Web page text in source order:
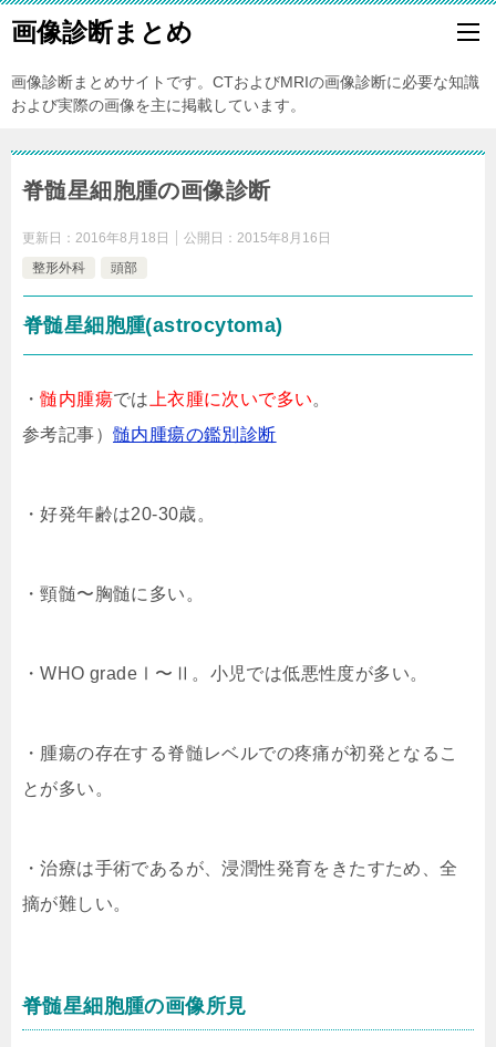
画像診断まとめ
画像診断まとめサイトです。CTおよびMRIの画像診断に必要な知識
および実際の画像を主に掲載しています。
脊髄星細胞腫の画像診断
更新日： 2016年8月18日 公開日： 2015年8月16日
整形外科
頭部
脊髄星細胞腫(astrocytoma)
・髄内腫瘍では 上衣腫に次いで多い。
参考記事） 髄内腫瘍の鑑別診断
・好発年齢は20-30歳。
・頸髄〜胸髄に多い。
・WHO gradeⅠ〜Ⅱ。小児では低悪性度が多い。
・腫瘍の存在する脊髄レベルでの疼痛が初発となるこ
とが多い。
・治療は手術であるが、浸潤性発育をきたすため、全
摘が難しい。
脊髄星細胞腫の画像所見